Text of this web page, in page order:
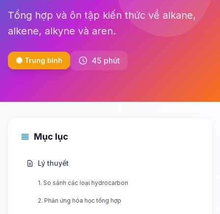
Tổng hợp và ôn tập kiến thức về alkane,
alkene, alkyne và aren.
🟡 Trung bình 45 phút
Mục lục
Lý thuyết
1. So sánh các loại hydrocarbon
2. Phản ứng hóa học tổng hợp